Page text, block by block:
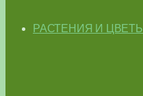
РАСТЕНИЯ И ЦВЕТЫ